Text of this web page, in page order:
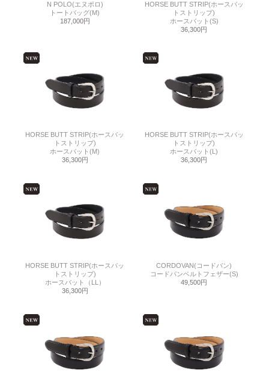
N POLO(エヌポロ)
トートバッグ(M)
187,000円
HORSE BUTT STRIP(ホースバッ
トストリップ)
ホースバット(S)
36,300円
HORSE BUTT STRIP(ホースバッ
トストリップ)
ホースバット(M)
36,300円
HORSE BUTT STRIP(ホースバッ
トストリップ)
ホースバット(L)
36,300円
HORSE BUTT STRIP(ホースバッ
トストリップ)
ホースバット（LL）
36,300円
CORDOVAN(コードバン)
コードバンベルトフェザー(S)
49,500円